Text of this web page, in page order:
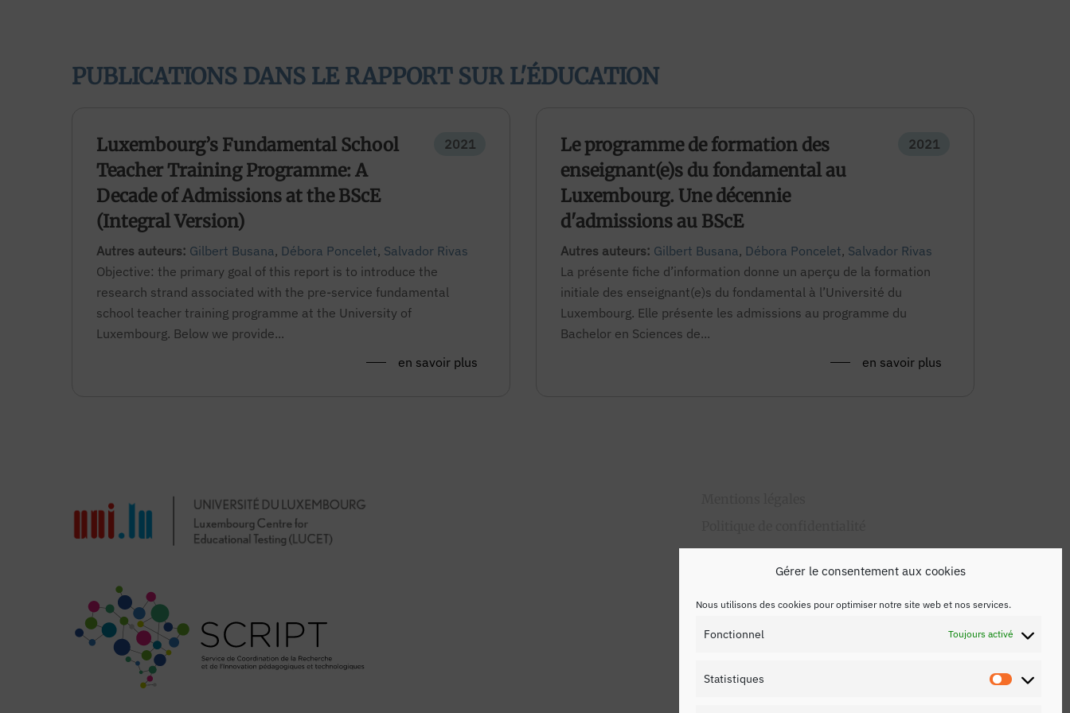
Gérer le consentement aux cookies
Nous utilisons des cookies pour optimiser notre site web et nos services.
Fonctionnel Toujours activé
Statistiques
PUBLICATIONS DANS LE RAPPORT SUR L'ÉDUCATION
Luxembourg’s Fundamental School
Teacher Training Programme: A
Decade of Admissions at the BScE
(Integral Version)
2021
Autres auteurs: Gilbert Busana, Débora Poncelet, Salvador Rivas
Objective: the primary goal of this report is to introduce the
research strand associated with the pre-service fundamental
school teacher training programme at the University of
Luxembourg. Below we provide...
en savoir plus
Le programme de formation des
enseignant(e)s du fondamental au
Luxembourg. Une décennie
d'admissions au BScE
2021
Autres auteurs: Gilbert Busana, Débora Poncelet, Salvador Rivas
La présente fiche d’information donne un aperçu de la formation
initiale des enseignant(e)s du fondamental à l’Université du
Luxembourg. Elle présente les admissions au programme du
Bachelor en Sciences de...
en savoir plus
Contact